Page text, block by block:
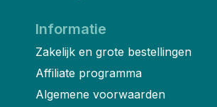
Informatie
Zakelijk en grote bestellingen
Affiliate programma
Algemene voorwaarden